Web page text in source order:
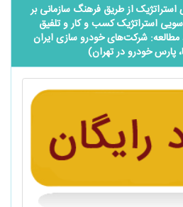
استراتژیک از طریق فرهنگ سازمانی بر
استراتژیک کسب و کار و تلفیق
شرکت‌های خودرو سازی ایران
پارس خودرو در تهران)